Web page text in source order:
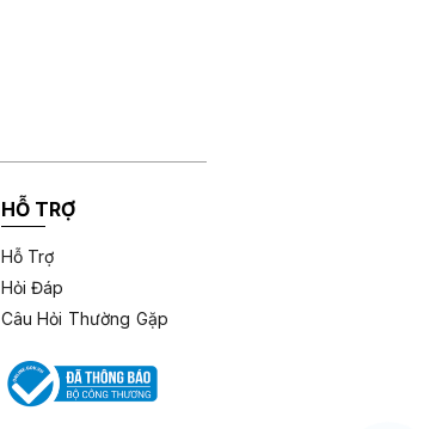
HỖ TRỢ
Hỗ Trợ
Hỏi Đáp
Câu Hỏi Thường Gặp